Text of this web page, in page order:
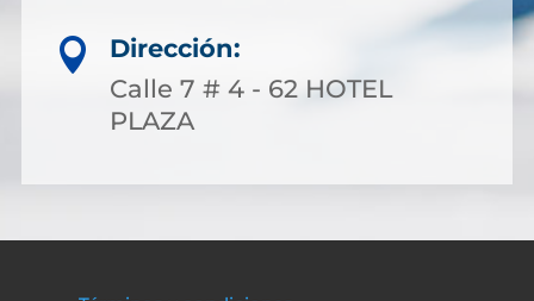

Dirección:
Calle 7 # 4 - 62 HOTEL
PLAZA